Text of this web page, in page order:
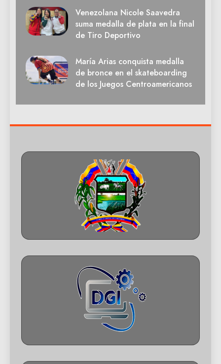
Venezolana Nicole Saavedra
suma medalla de plata en la final
de Tiro Deportivo
María Arias conquista medalla
de bronce en el skateboarding
de los Juegos Centroamericanos